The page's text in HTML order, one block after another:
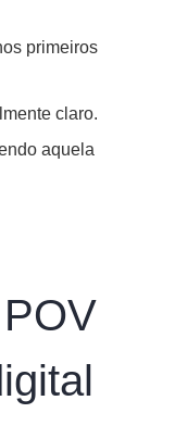
primeiros
claro.
aquela